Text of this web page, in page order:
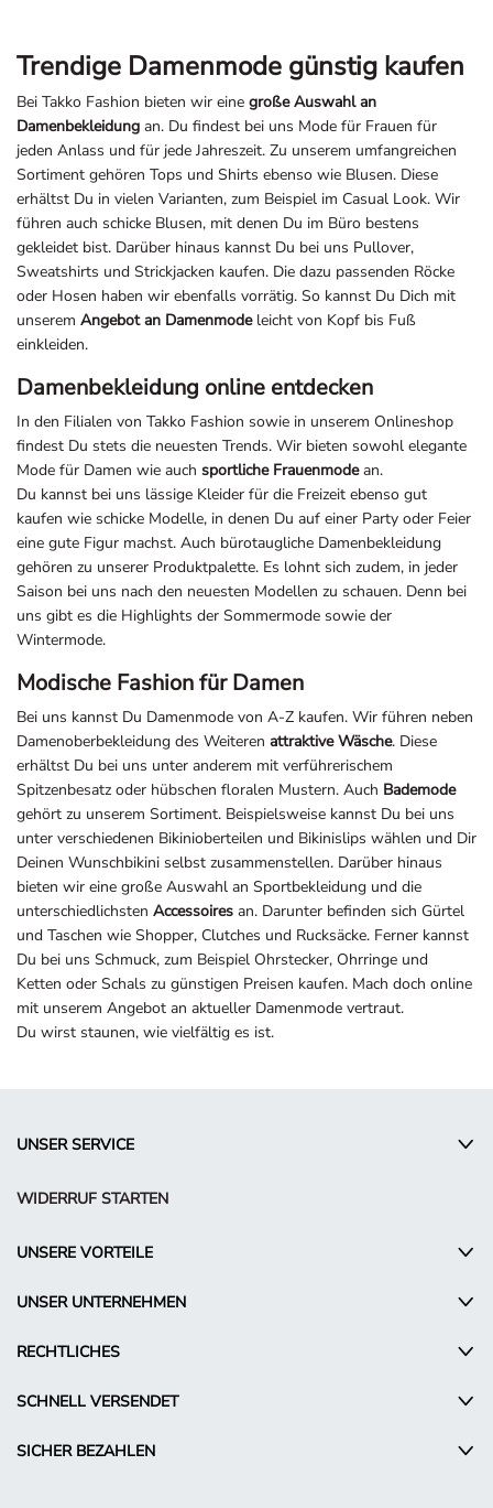
Trendige Damenmode günstig kaufen
Bei Takko Fashion bieten wir eine große Auswahl an
Damenbekleidung an. Du findest bei uns Mode für Frauen für
jeden Anlass und für jede Jahreszeit. Zu unserem umfangreichen
Sortiment gehören Tops und Shirts ebenso wie Blusen. Diese
erhältst Du in vielen Varianten, zum Beispiel im Casual Look. Wir
führen auch schicke Blusen, mit denen Du im Büro bestens
gekleidet bist. Darüber hinaus kannst Du bei uns Pullover,
Sweatshirts und Strickjacken kaufen. Die dazu passenden Röcke
oder Hosen haben wir ebenfalls vorrätig. So kannst Du Dich mit
unserem Angebot an Damenmodeleicht von Kopf bis Fuß
einkleiden.
Damenbekleidung online entdecken
In den Filialen von Takko Fashion sowie in unserem Onlineshop
findest Du stets die neuesten Trends. Wir bieten sowohl elegante
Mode für Damen wie auch sportliche Frauenmodean.
Du kannst bei uns lässige Kleider für die Freizeit ebenso gut
kaufen wie schicke Modelle, in denen Du auf einer Party oder Feier
eine gute Figur machst. Auch bürotaugliche Damenbekleidung
gehören zu unserer Produktpalette. Es lohnt sich zudem, in jeder
Saison bei uns nach den neuesten Modellen zu schauen. Denn bei
uns gibt es die Highlights der Sommermode sowie der
Wintermode.
Modische Fashion für Damen
Bei uns kannst Du Damenmode von A-Z kaufen. Wir führen neben
Damenoberbekleidung des Weiteren attraktive Wäsche. Diese
erhältst Du bei uns unter anderem mit verführerischem
Spitzenbesatz oder hübschen floralen Mustern. Auch Bademode
gehört zu unserem Sortiment. Beispielsweise kannst Du bei uns
unter verschiedenen Bikinioberteilen und Bikinislips wählen und Dir
Deinen Wunschbikini selbst zusammenstellen. Darüber hinaus
bieten wir eine große Auswahl an Sportbekleidung und die
unterschiedlichsten Accessoires an. Darunter befinden sich Gürtel
und Taschen wie Shopper, Clutches und Rucksäcke. Ferner kannst
Du bei uns Schmuck, zum Beispiel Ohrstecker, Ohrringe und
Ketten oder Schals zu günstigen Preisen kaufen. Mach doch online
mit unserem Angebot an aktueller Damenmode vertraut.
Du wirst staunen, wie vielfältig es ist.
UNSER SERVICE
WIDERRUF STARTEN
UNSERE VORTEILE
UNSER UNTERNEHMEN
RECHTLICHES
SCHNELL VERSENDET
SICHER BEZAHLEN